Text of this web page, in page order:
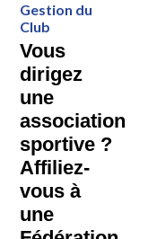
Gestion du
Club
Vous
dirigez
une
association
sportive ?
Affiliez-
vous à
une